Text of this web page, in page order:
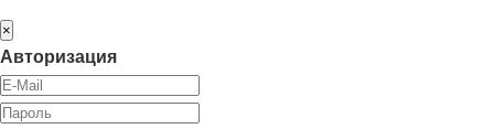
×
Авторизация